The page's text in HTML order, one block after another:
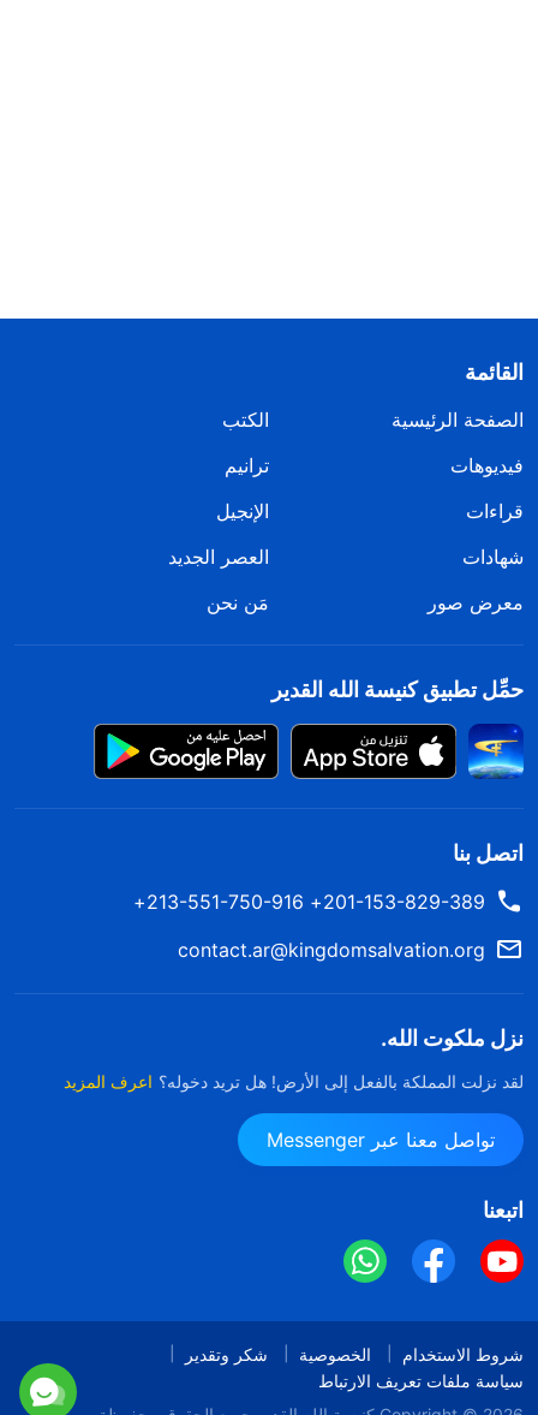
القائمة
الصفحة الرئيسية
الكتب
فيديوهات
ترانيم
قراءات
الإنجيل
شهادات
العصر الجديد
معرض صور
مَن نحن
حمِّل تطبيق كنيسة الله القدير
اتصل بنا
201-153-829-389+ 213-551-750-916+
contact.ar@kingdomsalvation.org
نزل ملكوت الله.
لقد نزلت المملكة بالفعل إلى الأرض! هل تريد دخوله؟ اعرف المزيد
تواصل معنا عبر Messenger
اتبعنا
شروط الاستخدام الخصوصية
شكر وتقدير
سياسة ملفات تعريف الارتباط